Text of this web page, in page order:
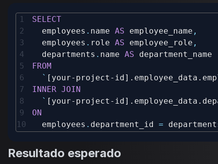
SELECT
  employees
. name AS employee_name ,
  employees
. role AS employee_role ,
  departments
. name AS
FROM
` [your-project-
INNER JOIN
` [your-project-
ON
  employees
. department_id =
Resultado esperado